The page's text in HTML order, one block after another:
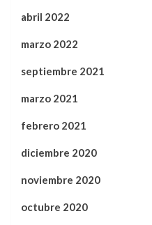
abril 2022
marzo 2022
septiembre 2021
marzo 2021
febrero 2021
diciembre 2020
noviembre 2020
octubre 2020